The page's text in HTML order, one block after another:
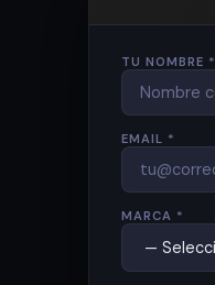
TU NOMBRE *
EMAIL *
MARCA *